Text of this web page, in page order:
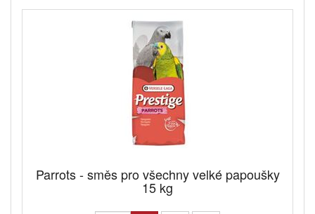
Parrots - směs pro všechny velké papoušky
15 kg